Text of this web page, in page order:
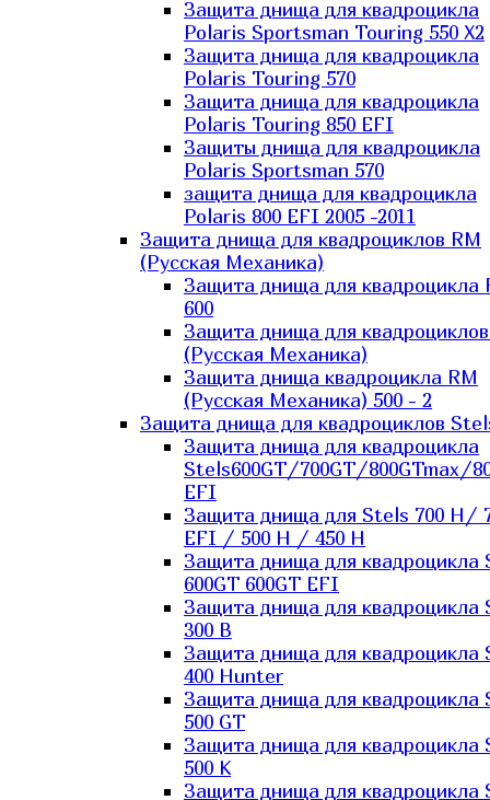
Защита днища для квадроцикла
Polaris Sportsman Touring 550 X2
Защита днища для квадроцикла
Polaris Touring 570
Защита днища для квадроцикла
Polaris Touring 850 EFI
Защиты днища для квадроцикла
Polaris Sportsman 570
защита днища для квадроцикла
Polaris 800 EFI 2005 -2011
Защита днища для квадроциклов RM
(Русская Механика)
Защита днища для квадроцикла
600
Защита днища для
(Русская Механика)
Защита днища квадроцикла RM
(Русская Механика) 500 - 2
Защита днища для квадроциклов
Защита днища для квадроцикла
Stels600GT/700GT/800GTmax/
EFI
Защита днища для Stels 700 H/
EFI / 500 H / 450 H
Защита днища для квадроцикла
600GT 600GT EFI
Защита днища для квадроцикла
300 B
Защита днища для квадроцикла
400 Hunter
Защита днища для квадроцикла
500 GT
Защита днища для квадроцикла
500 K
Защита днища для квадроцикла